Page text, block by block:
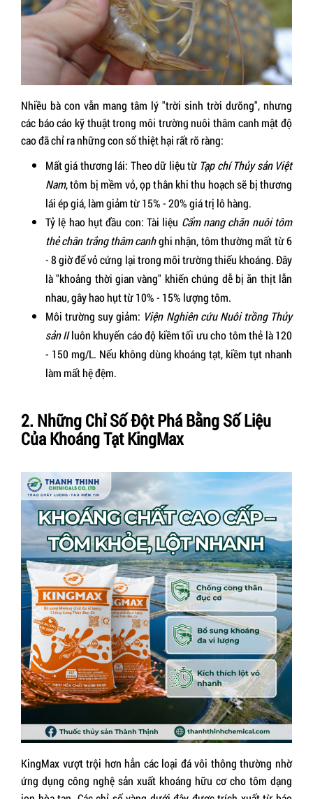
Nhiều bà con vẫn mang tâm lý "trời sinh trời dưỡng", nhưng
các báo cáo kỹ thuật trong môi trường nuôi thâm canh mật độ
cao đã chỉ ra những con số thiệt hại rất rõ ràng:
Mất giá thương lái: Theo dữ liệu từ Tạp chí Thủy sản Việt
Nam, tôm bị mềm vỏ, ọp thân khi thu hoạch sẽ bị thương
lái ép giá, làm giảm từ 15% - 20% giá trị lô hàng.
Tỷ lệ hao hụt đầu con: Tài liệu Cẩm nang chăn nuôi tôm
thẻ chân trắng thâm canhghi nhận, tôm thường mất từ 6
- 8 giờ để vỏ cứng lại trong môi trường thiếu khoáng. Đây
là "khoảng thời gian vàng" khiến chúng dễ bị ăn thịt lẫn
nhau, gây hao hụt từ 10% - 15% lượng tôm.
Môi trường suy giảm: Viện Nghiên cứu Nuôi trồng Thủy
sản IIluôn khuyến cáo độ kiềm tối ưu cho tôm thẻ là 120
- 150 mg/L. Nếu không dùng khoáng tạt, kiềm tụt nhanh
làm mất hệ đệm.
2. Những Chỉ Số Đột Phá Bằng Số Liệu
Của Khoáng Tạt KingMax
KingMax vượt trội hơn hẳn các loại đá vôi thông thường nhờ
ứng dụng công nghệ sản xuất khoáng hữu cơ cho tôm dạng